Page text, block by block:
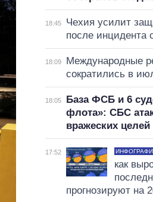
18:45
Чехия усилит
после инцидента
18:09
Международные
сократились в
18:05
База ФСБ и 6
флота»: СБС
вражеских целей
17:52
как
прогнозируют на